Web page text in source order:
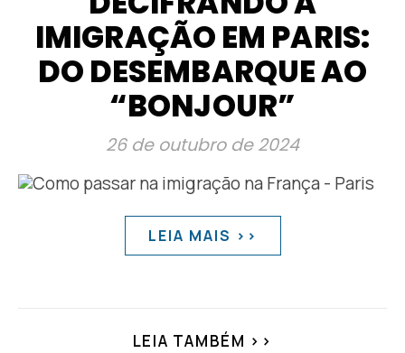
IMIGRAÇÃO EM PARIS:
DO DESEMBARQUE AO
“BONJOUR”
26 de outubro de 2024
LEIA MAIS >>
LEIA TAMBÉM >>